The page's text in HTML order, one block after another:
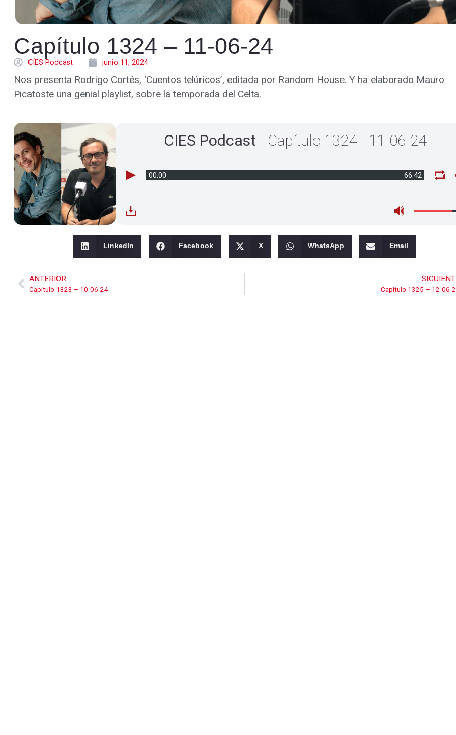
Capítulo 1324 – 11-06-24
CÍES Podcast junio 11, 2024
Nos presenta Rodrigo Cortés, ‘Cuentos telúricos’, editada por Random House. Y ha elaborado Mauro
Picatoste una genial playlist, sobre la temporada del Celta.
CIES Podcast - Capítulo 1324 - 11-06-24
00:00 66:42
LinkedIn Facebook X WhatsApp Email
ANTERIOR
Capítulo 1323 – 10-06-24 Capítulo 1325 – 12-06-